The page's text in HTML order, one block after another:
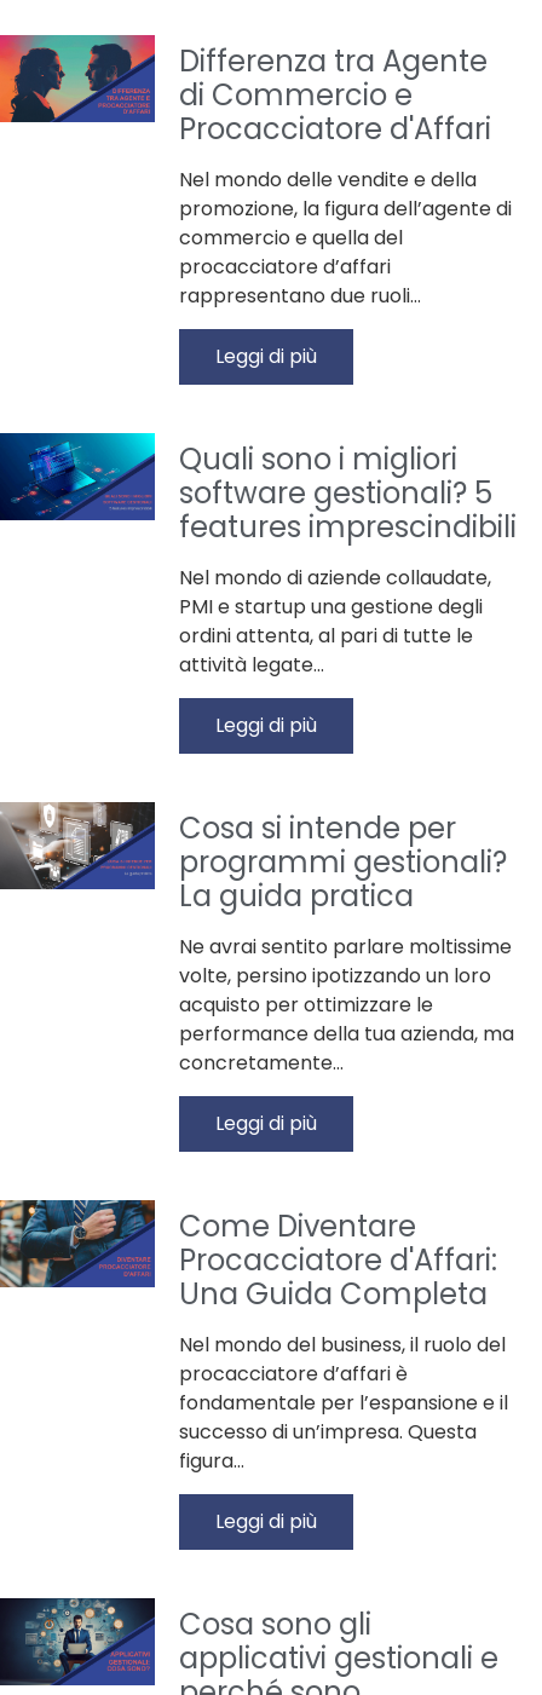
Differenza tra Agente
di Commercio e
Procacciatore d'Affari
Nel mondo delle vendite e della
promozione, la figura dell’agente di
commercio e quella del
procacciatore d’affari
rappresentano due ruoli…
Leggi di più
Quali sono i migliori
software gestionali? 5
features imprescindibili
Nel mondo di aziende collaudate,
PMI e startup una gestione degli
ordini attenta, al pari di tutte le
attività legate…
Leggi di più
Cosa si intende per
programmi gestionali?
La guida pratica
Ne avrai sentito parlare moltissime
volte, persino ipotizzando un loro
acquisto per ottimizzare le
performance della tua azienda, ma
concretamente…
Leggi di più
Come Diventare
Procacciatore d'Affari:
Una Guida Completa
Nel mondo del business, il ruolo del
procacciatore d’affari è
fondamentale per l’espansione e il
successo di un’impresa. Questa
figura…
Leggi di più
Cosa sono gli
applicativi gestionali e